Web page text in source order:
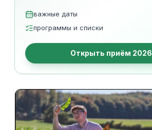
важные даты
программы и списки
Открыть приём 2026